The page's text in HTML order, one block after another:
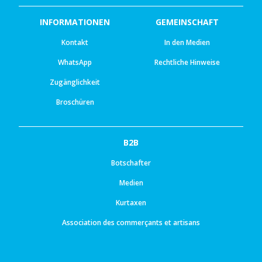
INFORMATIONEN
Kontakt
WhatsApp
Zugänglichkeit
Broschüren
GEMEINSCHAFT
In den Medien
Rechtliche Hinweise
B2B
Botschafter
Medien
Kurtaxen
Association des commerçants et artisans